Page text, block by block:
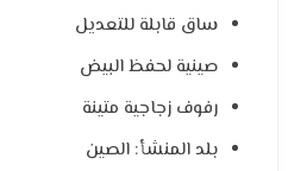
ساق قابلة للتعديل
صينية لحفظ البيض
رفوف زجاجية متينة
بلد المنشأ: الصين